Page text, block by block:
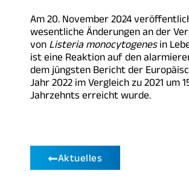
Am 20. November 2024
wesentliche Änderungen an der
vonListeria monocytogenesin
ist eine Reaktion auf den
dem jüngsten Bericht der
Jahr 2022 im Vergleich zu 2021
Jahrzehnts erreicht wurde.
Aktuelles